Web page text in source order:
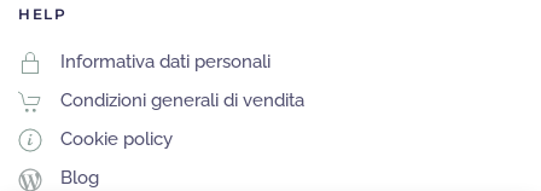
HELP
Informativa dati personali
Condizioni generali di vendita
Cookie policy
Blog